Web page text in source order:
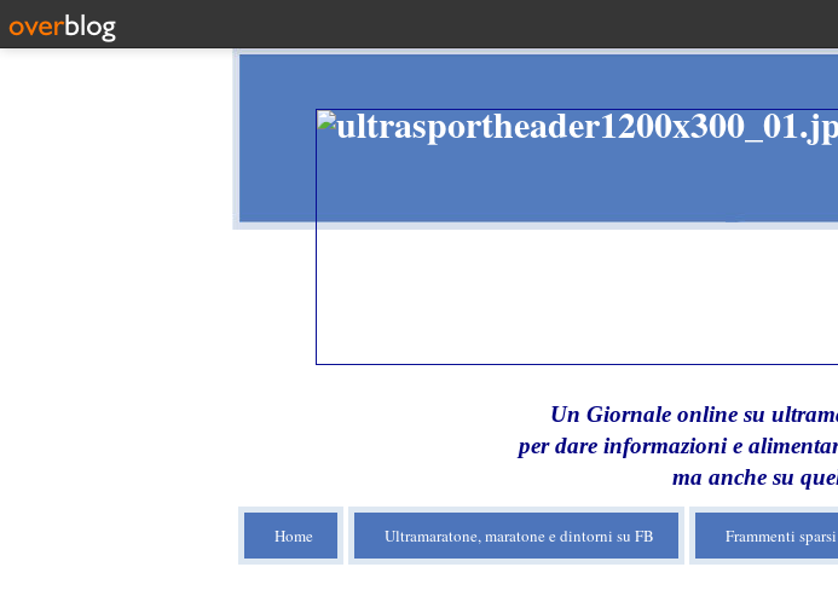
Un Giornale online su
per dare informazioni e
ma anche su
Home Ultramaratone, maratone e dintorni su FB Frammenti sparsi